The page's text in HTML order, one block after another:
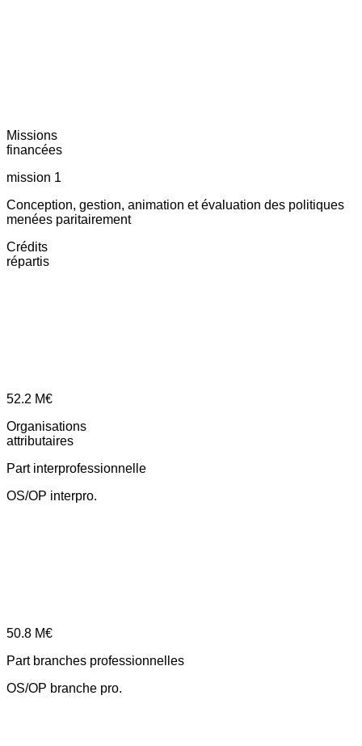
Missions
financées
mission 1
Conception, gestion, animation et évaluation des politiques
menées paritairement
Crédits
répartis
52.2 M€
Organisations
attributaires
Part interprofessionnelle
OS/OP interpro.
50.8 M€
Part branches professionnelles
OS/OP branche pro.